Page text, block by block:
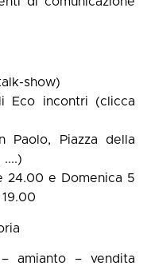
show)
Eco incontri (clicca
Paolo, Piazza della
24.00 e Domenica 5
amianto – vendita